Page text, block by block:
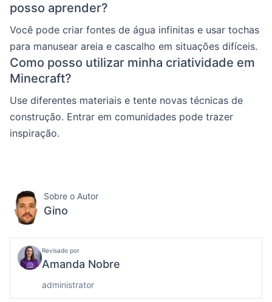
posso aprender?
Você pode criar fontes de água infinitas e usar tochas
para manusear areia e cascalho em situações difíceis.
Como posso utilizar minha criatividade em
Minecraft?
Use diferentes materiais e tente novas técnicas de
construção. Entrar em comunidades pode trazer
inspiração.
Sobre o Autor
Gino
Revisado por
Amanda Nobre
administrator